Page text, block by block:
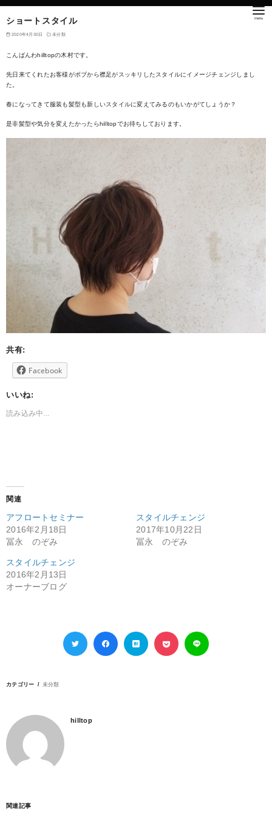
ショートスタイル
2020年4月30日 未分類
こんばんわhilltopの木村です。
先日来てくれたお客様がボブから襟足がスッキリしたスタイルにイメージチェンジしまし
た。
春になってきて服装も髪型も新しいスタイルに変えてみるのもいかがてしょうか？
是非髪型や気分を変えたかったらhilltopでお待ちしております。
共有:
Facebook
いいね:
読み込み中...
関連
アフロートセミナー
2016年2月18日
冨永 のぞみ
スタイルチェンジ
2017年10月22日
冨永 のぞみ
スタイルチェンジ
2016年2月13日
オーナーブログ
カテゴリー 未分類
hilltop
関連記事